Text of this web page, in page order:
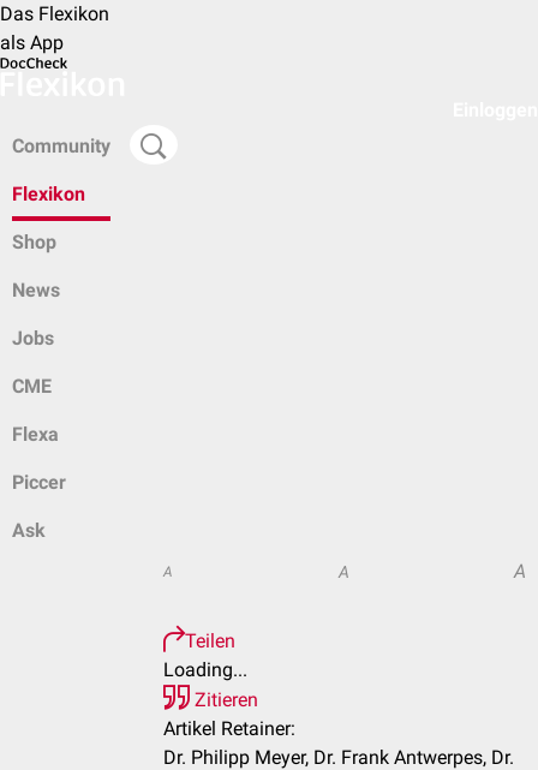
Das Flexikon
als App
Community
Flexikon
Shop
News
Jobs
CME
Flexa
Piccer
Ask
A A A
Teilen
Loading...
Zitieren
Artikel Retainer:
Dr. Philipp Meyer, Dr. Frank Antwerpes, Dr.